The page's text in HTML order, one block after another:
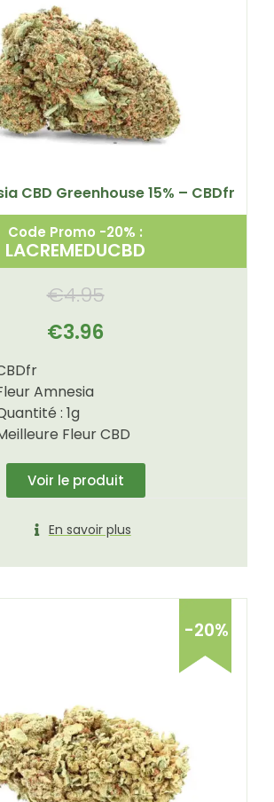
CBD Greenhouse 15% – CBDfr
Code Promo -20% :
LACREMEDUCBD
€4.95
€3.96
Amnesia
: 1g
Fleur CBD
Voir le produit
En savoir plus
-20%